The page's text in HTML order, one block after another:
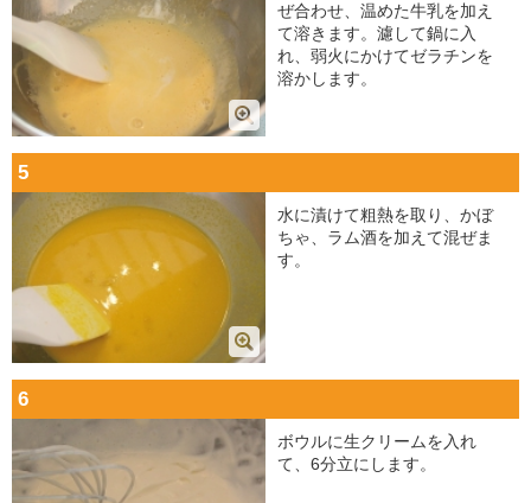
ぜ合わせ、温めた牛乳を加え
て溶きます。濾して鍋に入
れ、弱火にかけてゼラチンを
溶かします。
5
水に漬けて粗熱を取り、かぼ
ちゃ、ラム酒を加えて混ぜま
す。
6
ボウルに生クリームを入れ
て、6分立にします。